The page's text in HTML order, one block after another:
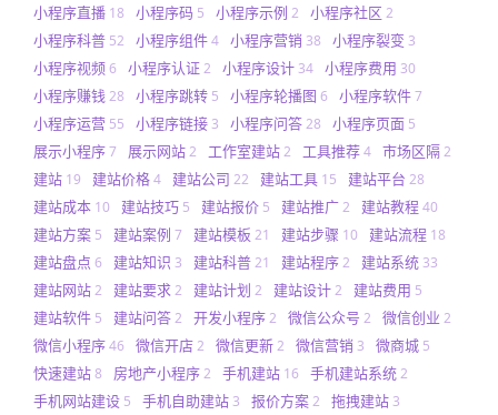
小程序直播 18 小程序码 5 小程序示例 2 小程序社区 2
小程序科普 52 小程序组件4 小程序营销 38 小程序裂变 3
小程序视频6 小程序认证2 小程序设计 34 小程序费用 30
小程序赚钱28 小程序跳转 5 小程序轮播图 6 小程序软件7
小程序运营 55 小程序链接 3 小程序问答28 小程序页面 5
展示小程序7 展示网站2 工作室建站2 工具推荐4 市场区隔2
建站 19 建站价格4 建站公司 22 建站工具 15 建站平台 28
建站成本 10 建站技巧 5 建站报价 5 建站推广2 建站教程40
建站方案 5 建站案例 7 建站模板 21 建站步骤 10 建站流程 18
建站盘点 6 建站知识 3 建站科普21 建站程序2 建站系统 33
建站网站2 建站要求2 建站计划 2 建站设计2 建站费用 5
建站软件 5 建站问答2 开发小程序2 微信公众号 2 微信创业 2
微信小程序46 微信开店2 微信更新2 微信营销 3 微商城 5
快速建站8 房地产小程序2 手机建站 16 手机建站系统2
手机网站建设 5 手机自助建站 3 报价方案2 拖拽建站 3